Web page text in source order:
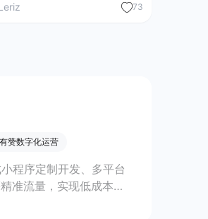
73
有赞数字化运营
程序定制开发、多平台
准流量，实现低成本获